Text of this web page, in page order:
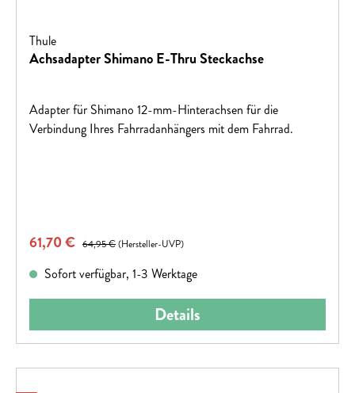
Thule
Achsadapter Shimano E-Thru Steckachse
Adapter für Shimano 12-mm-Hinterachsen für die
Verbindung Ihres Fahrradanhängers mit dem Fahrrad.
Verkaufspreis:
61,70 € Regulärer Preis:
64,95 €(Hersteller-UVP)
Sofort verfügbar, 1-3 Werktage
Details